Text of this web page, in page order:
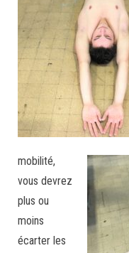
mobilité,
vous devrez
plus ou
moins
écarter les